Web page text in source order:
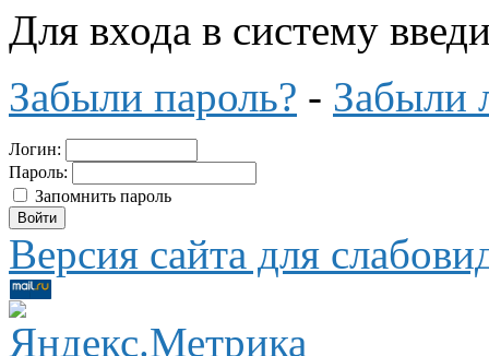
Для входа в систему
Забыли пароль? - Забыли
Логин:
Пароль:
Запомнить пароль
Версия сайта для